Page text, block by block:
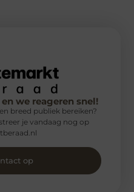
we reageren snel!
breed publiek bereiken?
je vandaag nog op
op